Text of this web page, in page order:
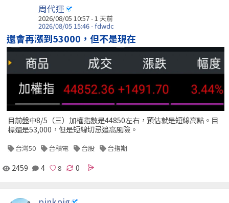
周代運
2026/08/05 10:57 - 1 天前
2026/08/05 15:46 - fdwdc
還會再漲到53000，但不是現在
目前盤中8/5（三）加權指數是44850左右，預估就是短線高點。目
標還是53,000，但是短線切忌追高風險。
台灣50 台積電 台股 台指期
2459 4 0